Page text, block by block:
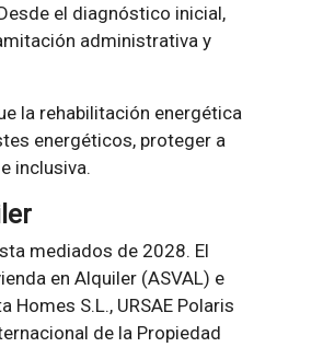
el diagnóstico inicial,
administrativa y
la rehabilitación energética
energéticos, proteger a
inclusiva.
mediados de 2028. El
en Alquiler (ASVAL) e
Homes S.L., URSAE Polaris
de la Propiedad